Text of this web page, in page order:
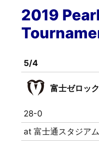
2019
5/4
富士ゼロッ
28-0
at 富士通スタジア